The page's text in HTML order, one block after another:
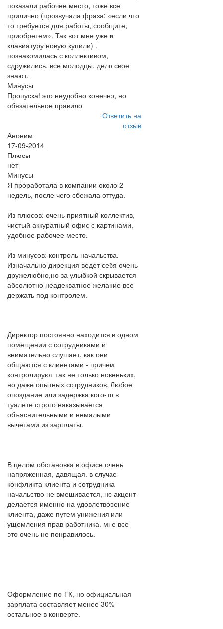
показали рабочее место, тоже все
прилично (прозвучала фраза: «если что
то требуется для работы, сообщите,
приобретем». Так вот мне уже и
клавиатуру новую купили) .
познакомилась с коллективом,
сдружились, все молодцы, дело свое
знают.
Минусы
Пропуска! это неудобно конечно, но
обязательное правило
Ответить на
отзыв
Аноним
17-09-2014
Плюсы
нет
Минусы
Я проработала в компании около 2
недель, после чего сбежала оттуда.
Из плюсов: очень приятный коллектив,
чистый аккуратный офис с картинами,
удобное рабочее место.
Из минусов: контроль начальства.
Изначально дирекция ведет себя очень
дружелюбно,но за улыбкой скрывается
абсолютно неадекватное желание все
держать под контролем.
Директор постоянно находится в одном
помещении с сотрудниками и
внимательно слушает, как они
общаются с клиентами - причем
контролируют так не только новеньких,
но даже опытных сотрудников. Любое
опоздание или задержка кого-то в
туалете строго наказывается
объяснительными и немалыми
вычетами из зарплаты.
В целом обстановка в офисе очень
напряженная, давящая. в случае
конфликта клиента и сотрудника
начальство не вмешивается, но акцент
делается именно на удовлетворение
клиента, даже путем унижения или
ущемления прав работника. мне все
это очень не понравилось.
Оформление по ТК, но официальная
зарплата составляет менее 30% -
остальное в конверте.